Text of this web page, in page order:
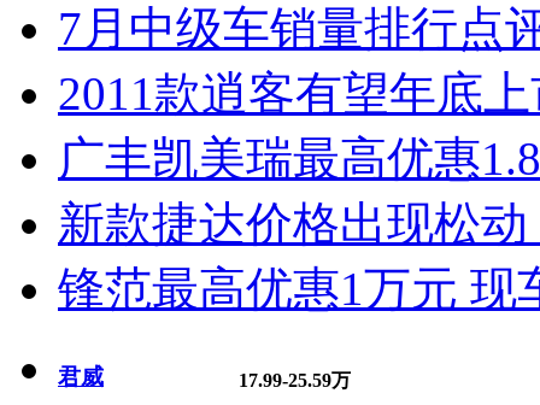
7月中级车销量排行点
2011款逍客有望年底
广丰凯美瑞最高优惠
新款捷达价格出现松
锋范最高优惠1万元 现
君威 17.99-25.59万